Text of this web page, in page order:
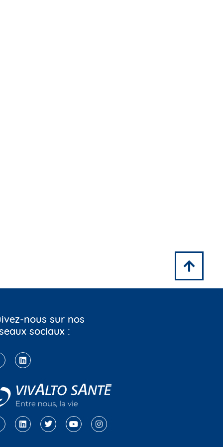
nous sur nos
sociaux :